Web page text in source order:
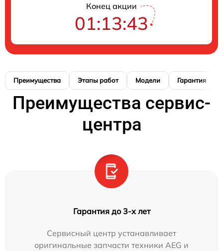
Конец акции
01:13:42
Преимущества Этапы работ Модели Гарантия
Преимущества сервис-
центра
Гарантия до 3-х лет
Сервисный центр устанавливает
оригинальные запчасти техники AEG и